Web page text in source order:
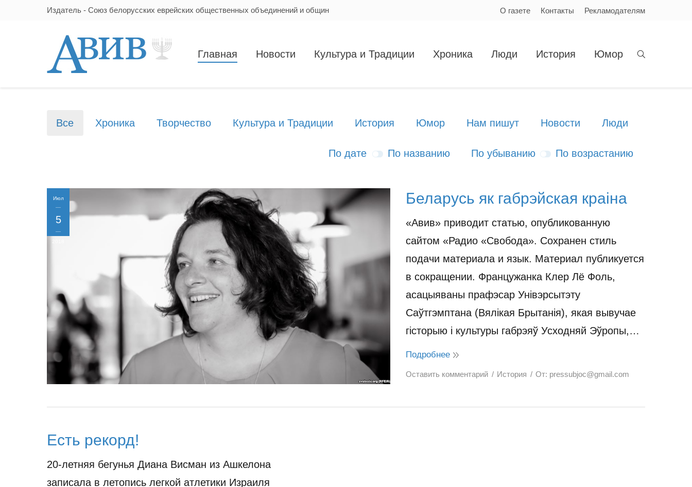
Издатель - Союз белорусских еврейских общественных объединений и общин О газете Контакты Рекламодателям
Главная Новости Культура и Традиции Хроника Люди История Юмор
Все Хроника Творчество Культура и Традиции История Юмор Нам пишут Новости Люди
По дате По названию По убыванию По возрастанию
Июл
5
Беларусь як габрэйская краіна
«Авив» приводит статью, опубликованную
сайтом «Радио «Свобода». Сохранен стиль
подачи материала и язык. Материал публикуется
в сокращении. Францужанка Клер Лё Фоль,
асацыяваны прафэсар Унівэрсытэту
Саўтгэмптана (Вялікая Брытанія), якая вывучае
гісторыю і культуры габрэяў Усходняй Эўропы,…
Подробнее
Оставить комментарий История От: pressubjoc@gmail.com
Есть рекорд!
20-летняя бегунья Диана Висман из Ашкелона
записала в летопись легкой атлетики Израиля